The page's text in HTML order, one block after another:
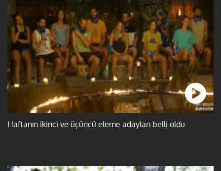
Haftanın ikinci ve üçüncü eleme adayları belli oldu